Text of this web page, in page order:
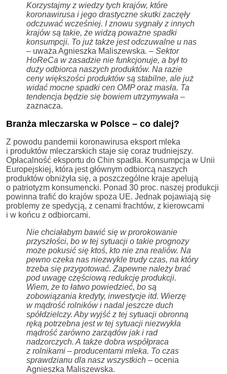
Korzystajmy z wiedzy tych krajów, które
koronawirusa i jego drastyczne skutki zaczęły
odczuwać wcześniej. I znowu sygnały z innych
krajów są takie, że widzą poważne spadki
konsumpcji. To już także jest odczuwalne u nas
– uważa Agnieszka Maliszewska. – Sektor
HoReCa w zasadzie nie funkcjonuje, a był to
duży odbiorca naszych produktów. Na razie
ceny większości produktów są stabilne, ale już
widać mocne spadki cen OMP oraz masła. Ta
tendencja będzie się bowiem utrzymywała –
zaznacza.
Branża mleczarska w Polsce – co dalej?
Z powodu pandemii koronawirusa eksport mleka
i produktów mleczarskich staje się coraz trudniejszy.
Opłacalność eksportu do Chin spadła. Konsumpcja w Unii
Europejskiej, która jest głównym odbiorcą naszych
produktów obniżyła się, a poszczególne kraje apelują
o patriotyzm konsumencki. Ponad 30 proc. naszej produkcji
powinna trafić do krajów spoza UE. Jednak pojawiają się
problemy ze spedycją, z cenami frachtów, z kierowcami
i w końcu z odbiorcami.
Nie chciałabym bawić się w prorokowanie
przyszłości, bo w tej sytuacji o takie prognozy
może pokusić się ktoś, kto nie zna realiów. Na
pewno czeka nas niezwykle trudy czas, na który
trzeba się przygotować. Zapewne należy brać
pod uwagę częściową redukcję produkcji.
Wiem, że to łatwo powiedzieć, bo są
zobowiązania kredyty, inwestycje itd. Wierzę
w mądrość rolników i nadal jeszcze duch
spółdzielczy. Aby wyjść z tej sytuacji obronną
ręką potrzebna jest w tej sytuacji niezwykła
mądrość zarówno zarządów jak i rad
nadzorczych. A także dobra współpraca
z rolnikami – producentami mleka. To czas
sprawdzianu dla nasz wszystkich – ocenia
Agnieszka Maliszewska.